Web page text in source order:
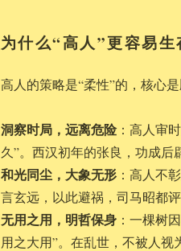
为什么“高人”更容易生
高人的策略是“柔性”的，核心
洞察时局，远离危险：高人审
久”。西汉初年的张良，功成后
和光同尘，大象无形：高人不
言玄远，以此避祸，司马昭都
无用之用，明哲保身：一棵树
用之大用”。在乱世，不被人视